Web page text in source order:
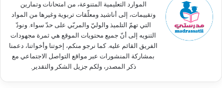
الموارد التعليمية المتنوعة، من امتحانات وتمارين
وتقييمات، إلى أناشيد ومعلّقات تربوية وغيرها من المواد
التي تهمّ التلميذ والوليّ والمربّي على حدّ سواء. ونودّ
التنويه إلى أنّ جميع محتويات الموقع هي ثمرة مجهودات
الفريق القائم عليه. كما نرجو منكم، إخوتنا وأخواتنا، دعمنا
بمشاركة المنشورات عبر مواقع التواصل الاجتماعي مع
ذكر المصدر، ولكم جزيل الشكر والتقدير.